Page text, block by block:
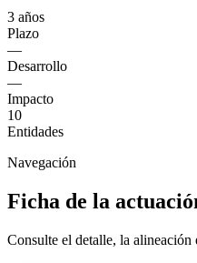
3 años
Plazo
—
Desarrollo
—
Impacto
10
Entidades
Navegación
Ficha de la
Consulte el detalle, la alineación